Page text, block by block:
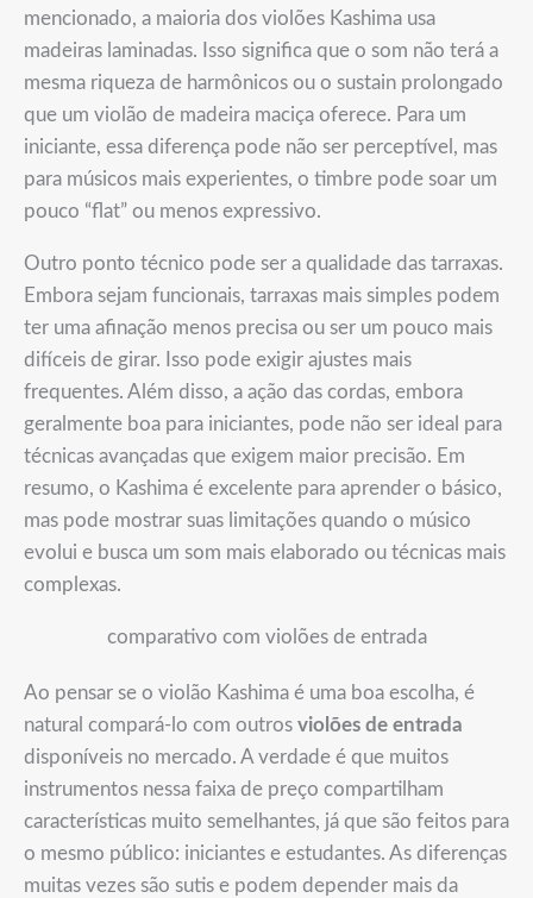
mencionado, a maioria dos violões Kashima usa
madeiras laminadas. Isso significa que o som não terá a
mesma riqueza de harmônicos ou o sustain prolongado
que um violão de madeira maciça oferece. Para um
iniciante, essa diferença pode não ser perceptível, mas
para músicos mais experientes, o timbre pode soar um
pouco “flat” ou menos expressivo.
Outro ponto técnico pode ser a qualidade das tarraxas.
Embora sejam funcionais, tarraxas mais simples podem
ter uma afinação menos precisa ou ser um pouco mais
difíceis de girar. Isso pode exigir ajustes mais
frequentes. Além disso, a ação das cordas, embora
geralmente boa para iniciantes, pode não ser ideal para
técnicas avançadas que exigem maior precisão. Em
resumo, o Kashima é excelente para aprender o básico,
mas pode mostrar suas limitações quando o músico
evolui e busca um som mais elaborado ou técnicas mais
complexas.
comparativo com violões de entrada
Ao pensar se o violão Kashima é uma boa escolha, é
natural compará-lo com outros violões de entrada
disponíveis no mercado. A verdade é que muitos
instrumentos nessa faixa de preço compartilham
características muito semelhantes, já que são feitos para
o mesmo público: iniciantes e estudantes. As diferenças
muitas vezes são sutis e podem depender mais da